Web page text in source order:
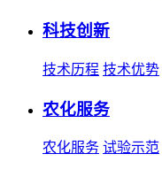
科技创新
技术历程 技术优势
农化服务
农化服务 试验示范